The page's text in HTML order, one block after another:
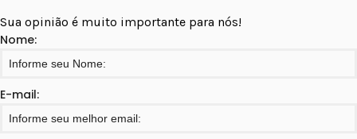
Sua opinião é muito importante para nós!
Nome:
E-mail: